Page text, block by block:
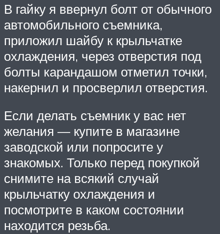
В гайку я ввернул болт от обычного
автомобильного съемника,
приложил шайбу к крыльчатке
охлаждения, через отверстия под
болты карандашом отметил точки,
накернил и просверлил отверстия.
Если делать съемник у вас нет
желания — купите в магазине
заводской или попросите у
знакомых. Только перед покупкой
снимите на всякий случай
крыльчатку охлаждения и
посмотрите в каком состоянии
находится резьба.